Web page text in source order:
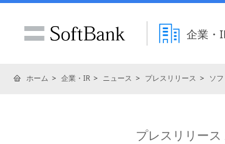
企業・
ホーム 企業・IR ニュース プレスリリース ソ
プレスリリース